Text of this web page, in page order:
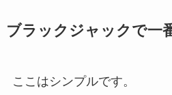
ブラックジャックで一
ここはシンプルです。